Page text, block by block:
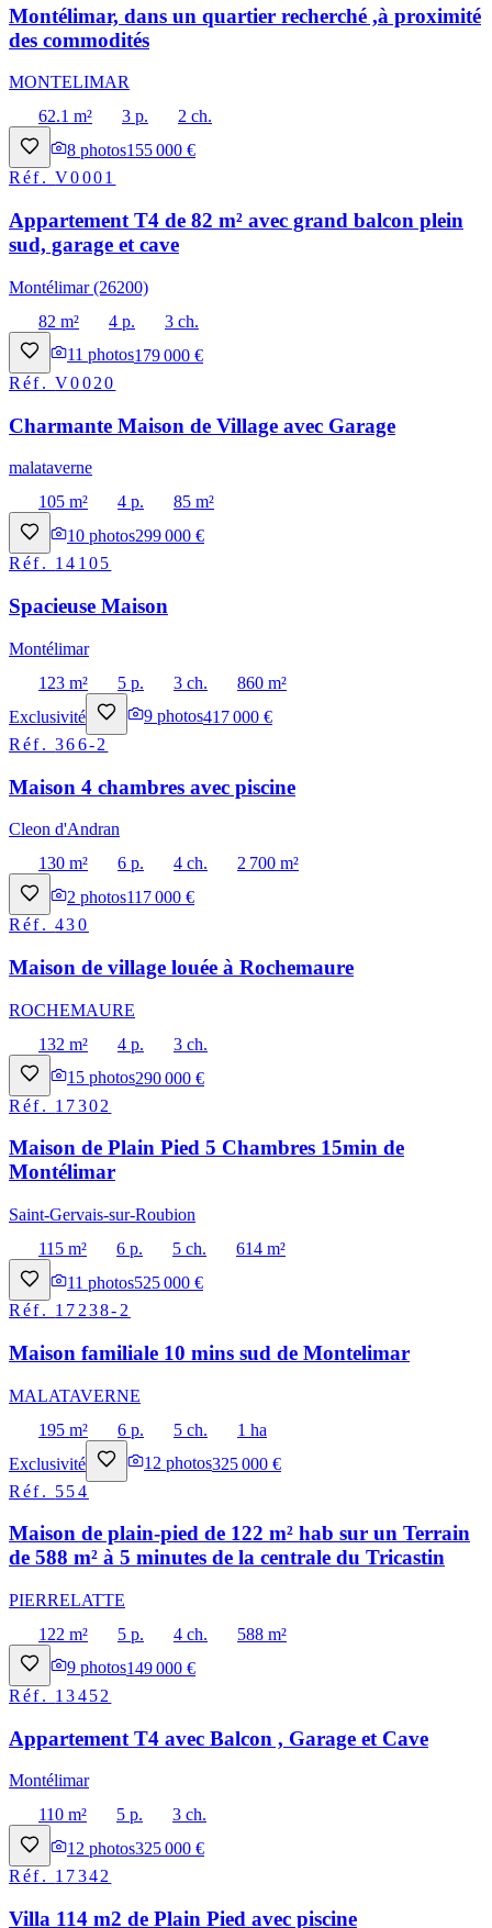
Montélimar, dans un quartier recherché ,à proximité
des commodités
MONTELIMAR
62.1 m²
3 p.
2 ch.
8 photos155 000 €
Réf.V0001
Appartement T4 de 82 m² avec grand balcon plein
sud, garage et cave
Montélimar (26200)
82 m²
4 p.
3 ch.
11 photos179 000 €
Réf.V0020
Charmante Maison de Village avec Garage
malataverne
105 m²
4 p.
85 m²
10 photos299 000 €
Réf. 14105
Spacieuse Maison
Montélimar
123 m²
5 p. 3 ch.
860 m²
Exclusivité
9 photos417 000 €
Réf.366-2
Maison 4 chambres avec piscine
Cleon d'Andran
130 m²
6 p. 4 ch.
2 700 m²
2 photos117 000 €
Réf.430
Maison de village louée à Rochemaure
ROCHEMAURE
132 m²
4 p.
3 ch.
15 photos290 000 €
Réf. 17302
Maison de Plain Pied 5 Chambres 15min de
Montélimar
Saint-Gervais-sur-Roubion
115 m²
6 p. 5 ch.
614 m²
11 photos525 000 €
Réf. 17238-2
Maison familiale 10 mins sud de Montelimar
MALATAVERNE
195 m²
6 p. 5 ch.
1 ha
Exclusivité
12 photos325 000 €
Réf. 554
Maison de plain-pied de 122 m² hab sur un Terrain
de 588 m² à 5 minutes de la centrale du Tricastin
PIERRELATTE
122 m²
5 p. 4 ch.
588 m²
9 photos149 000 €
Réf. 13452
Appartement T4 avec Balcon , Garage et Cave
Montélimar
110 m²
5 p.
3 ch.
12 photos325 000 €
Réf. 17342
Villa 114 m2 de Plain Pied avec piscine